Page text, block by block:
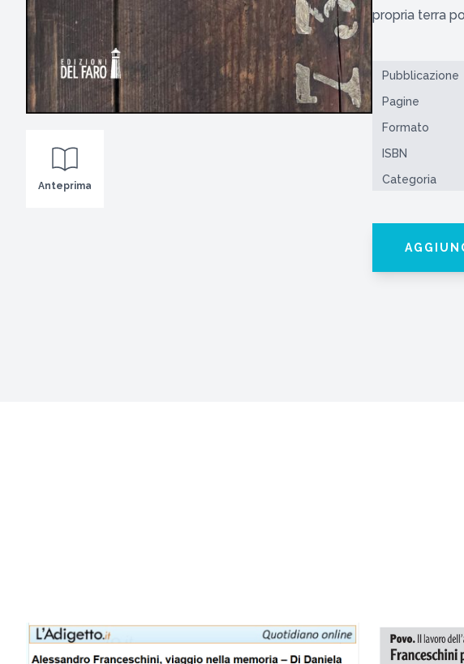
Anteprima
propria terra
Pubblicazione
Pagine
Formato
ISBN
Categoria